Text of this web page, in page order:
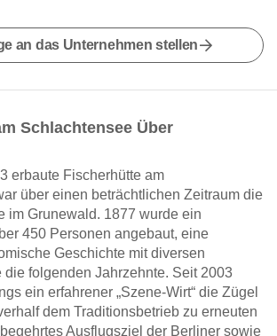
an das Unternehmen stellen
Schlachtensee Über
erbaute Fischerhütte am
über einen beträchtlichen Zeitraum die
im Grunewald. 1877 wurde ein
450 Personen angebaut, eine
Geschichte mit diversen
die folgenden Jahrzehnte. Seit 2003
ein erfahrener „Szene-Wirt“ die Zügel
dem Traditionsbetrieb zu erneuten
Ausflugsziel der Berliner sowie